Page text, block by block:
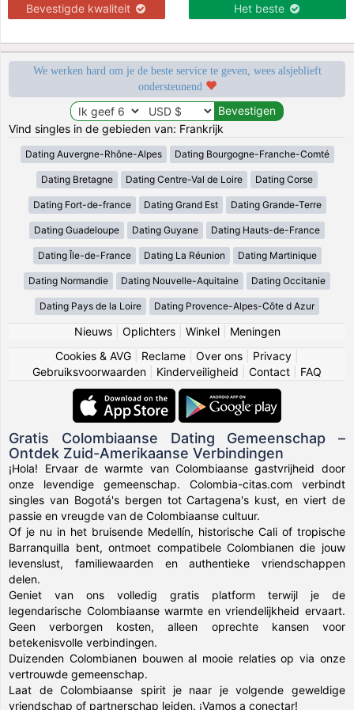
Bevestigde kwaliteit Het beste
We werken hard om je de beste service te geven, wees alsjeblieft
ondersteunend
Vind singles in de gebieden van: Frankrijk
Dating Auvergne-Rhône-Alpes Dating Bourgogne-Franche-Comté
Dating Bretagne Dating Centre-Val de Loire Dating Corse
Dating Fort-de-france Dating Grand Est Dating Grande-Terre
Dating Guadeloupe Dating Guyane Dating Hauts-de-France
Dating Île-de-France Dating La Réunion Dating Martinique
Dating Normandie Dating Nouvelle-Aquitaine Dating Occitanie
Dating Pays de la Loire Dating Provence-Alpes-Côte d Azur
Nieuws| Oplichters| Winkel| Meningen
Cookies & AVG
Reclame Over ons Privacy
Gebruiksvoorwaarden
Kinderveiligheid Contact FAQ
Gratis Colombiaanse Dating Gemeenschap –
Ontdek Zuid-Amerikaanse Verbindingen
¡Hola! Ervaar de warmte van Colombiaanse gastvrijheid door
onze levendige gemeenschap. Colombia-citas.com verbindt
singles van Bogotá's bergen tot Cartagena's kust, en viert de
passie en vreugde van de Colombiaanse cultuur.
Of je nu in het bruisende Medellín, historische Cali of tropische
Barranquilla bent, ontmoet compatibele Colombianen die jouw
levenslust, familiewaarden en authentieke vriendschappen
delen.
Geniet van ons volledig gratis platform terwijl je de
legendarische Colombiaanse warmte en vriendelijkheid ervaart.
Geen verborgen kosten, alleen oprechte kansen voor
betekenisvolle verbindingen.
Duizenden Colombianen bouwen al mooie relaties op via onze
vertrouwde gemeenschap.
Laat de Colombiaanse spirit je naar je volgende geweldige
vriendschap of partnerschap leiden. ¡Vamos a conectar!